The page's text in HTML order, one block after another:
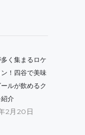
く集まるロケ
！四谷で美味
ルが飲めるク
介
2月20日